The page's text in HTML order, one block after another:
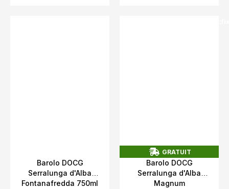
Barolo DOCG
Serralunga d'Alba
Fontanafredda 750ml
G
R
A
T
GRATUIT
Barolo DOCG
Serralunga d'Alba
Magnum